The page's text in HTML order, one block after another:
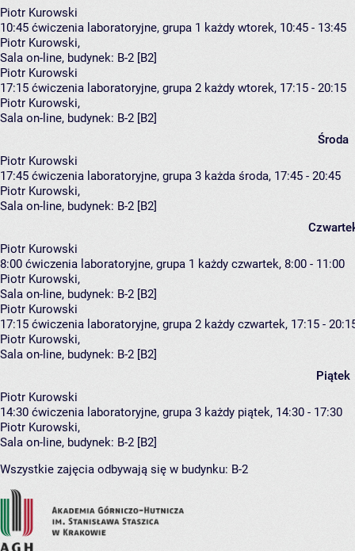
Piotr Kurowski
10:45 ćwiczenia laboratoryjne, grupa 1 każdy wtorek, 10:45 - 13:45
Piotr Kurowski,
Sala on-line, budynek: B-2 [B2]
Piotr Kurowski
17:15 ćwiczenia laboratoryjne, grupa 2 każdy wtorek, 17:15 - 20:15
Piotr Kurowski,
Sala on-line, budynek: B-2 [B2]
Środa
Piotr Kurowski
17:45 ćwiczenia laboratoryjne, grupa 3 każda środa, 17:45 - 20:45
Piotr Kurowski,
Sala on-line, budynek: B-2 [B2]
Piotr Kurowski
8:00 ćwiczenia laboratoryjne, grupa 1 każdy czwartek, 8:00 - 11:00
Piotr Kurowski,
Sala on-line, budynek: B-2 [B2]
Piotr Kurowski
17:15 ćwiczenia laboratoryjne, grupa 2 każdy czwartek, 17:15 -
Piotr Kurowski,
Sala on-line, budynek: B-2 [B2]
Piątek
Piotr Kurowski
14:30 ćwiczenia laboratoryjne, grupa 3 każdy piątek, 14:30 - 17:30
Piotr Kurowski,
Sala on-line, budynek: B-2 [B2]
Wszystkie zajęcia odbywają się w budynku: B-2